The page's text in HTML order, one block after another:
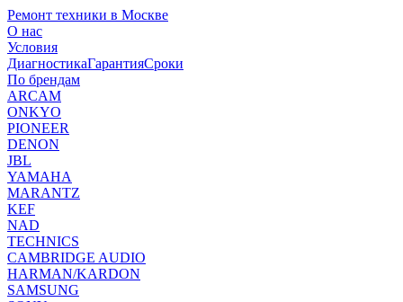
Ремонт техники в Москве
О нас
Условия
ДиагностикаГарантияСроки
По брендам
ARCAM
ONKYO
PIONEER
DENON
JBL
YAMAHA
MARANTZ
KEF
NAD
TECHNICS
CAMBRIDGE AUDIO
HARMAN/KARDON
SAMSUNG